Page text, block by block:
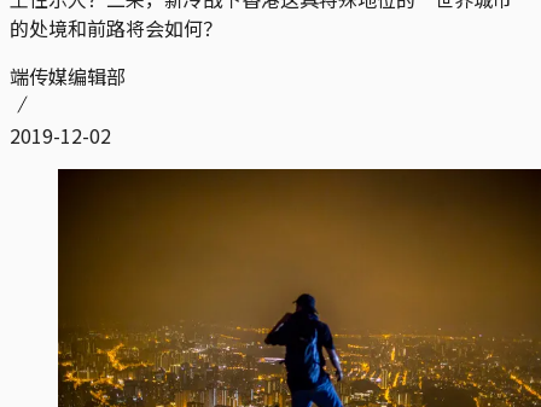
的处境和前路将会如何？
端传媒编辑部
2019-12-02